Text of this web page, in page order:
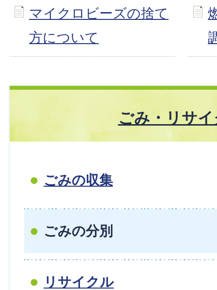
マイクロビーズの捨て
方について
ごみ・リサ
ごみの収集
ごみの分別
リサイクル